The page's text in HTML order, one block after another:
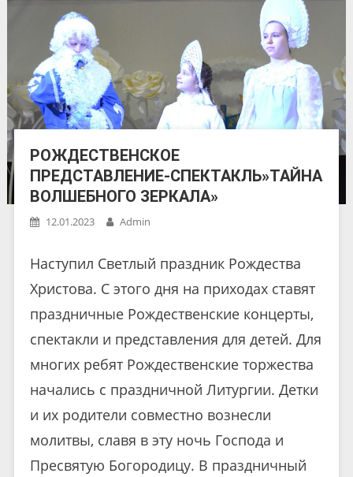
РОЖДЕСТВЕНСКОЕ
ПРЕДСТАВЛЕНИЕ-СПЕКТАКЛЬ»ТАЙНА
ВОЛШЕБНОГО ЗЕРКАЛА»
12.01.2023 Admin
Наступил Светлый праздник Рождества
Христова. С этого дня на приходах ставят
праздничные Рождественские концерты,
спектакли и представления для детей. Для
многих ребят Рождественские торжества
начались с праздничной Литургии. Детки
и их родители совместно вознесли
молитвы, славя в эту ночь Господа и
Пресвятую Богородицу. В праздничный